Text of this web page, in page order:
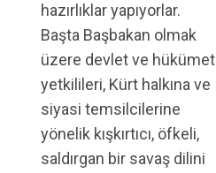
hazırlıklar yapıyorlar.
Başta Başbakan olmak
üzere devlet ve hükümet
yetkilileri, Kürt halkına ve
siyasi temsilcilerine
yönelik kışkırtıcı, öfkeli,
saldırgan bir savaş dilini